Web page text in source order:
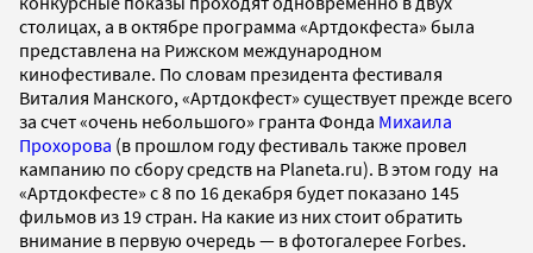
столицах, а в октябре программа «Артдокфеста» была
представлена на Рижском международном
кинофестивале. По словам президента фестиваля
Виталия Манского, «Артдокфест» существует прежде всего
за счет «очень небольшого» гранта Фонда Михаила
Прохорова (в прошлом году фестиваль также провел
кампанию по сбору средств на Planeta.ru). В этом году на
«Артдокфесте» с 8 по 16 декабря будет показано 145
фильмов из 19 стран. На какие из них стоит обратить
внимание в первую очередь — в фотогалерее Forbes.